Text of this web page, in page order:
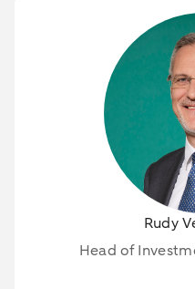
Rudy
Head of